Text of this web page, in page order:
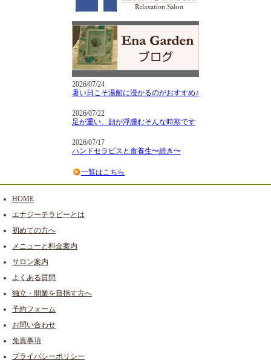
2026/07/24
暑い日こそ湯船に浸かるのがおすすめ♪
2026/07/22
足が重い、顔が浮腫むそんな時期です
2026/07/17
ハンドセラピスと食養生〜続き〜
一覧はこちら
HOME
エナジーテラピーとは
初めての方へ
メニューと料金案内
サロン案内
よくある質問
独立・開業を目指す方へ
予約フォーム
お問い合わせ
免責事項
プライバシーポリシー